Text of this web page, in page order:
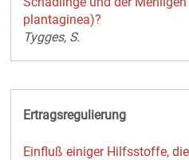
plantaginea)?
Tygges, S.
Ertragsregulierung
Einfluß einiger Hilfsstoffe,